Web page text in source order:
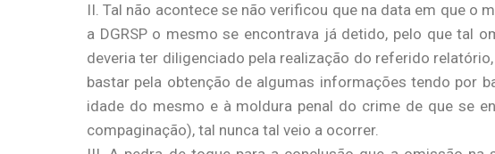
II. Tal não acontece se não verificou que na data em que o
a DGRSP o mesmo se encontrava já detido, pelo que tal
deveria ter diligenciado pela realização do referido
bastar pela obtenção de algumas informações tendo por
idade do mesmo e à moldura penal do crime de que se
compaginação), tal nunca tal veio a ocorrer.